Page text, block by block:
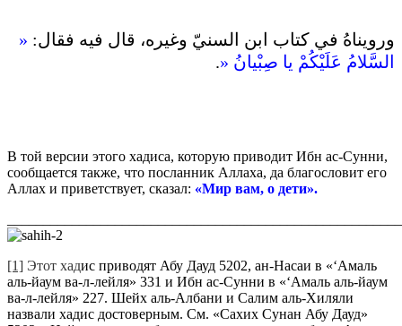
ورويناهُ في كتاب ابن السنيّ وغيره، قال فيه فقال‏:‏ ‏«‏
السَّلامُ عَلَيْكُمْ يا صِبْيانُ‏ «‏‏.
В той версии этого хадиса, которую приводит Ибн ас-Сунни,
сообщается также, что посланник Аллаха, да благословит его
Аллах и приветствует, сказал: «Мир вам, о дети».
[1] Этот хадис приводят Абу Дауд 5202, ан-Насаи в «‘Амаль
аль-йаум ва-л-лейля» 331 и Ибн ас-Сунни в «‘Амаль аль-йаум
ва-л-лейля» 227. Шейх аль-Албани и Салим аль-Хиляли
назвали хадис достоверным. См. «Сахих Сунан Абу Дауд»